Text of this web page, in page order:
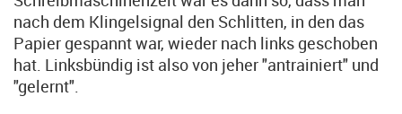
nach dem Klingelsignal den Schlitten, in den das
Papier gespannt war, wieder nach links geschoben
hat. Linksbündig ist also von jeher "antrainiert" und
"gelernt".